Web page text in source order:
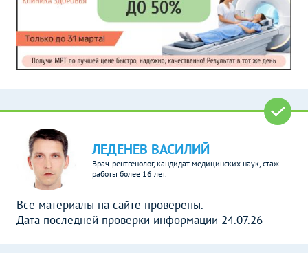
ЛЕДЕНЕВ ВАСИЛИЙ
Врач-рентгенолог, кандидат медицинских наук, стаж
работы более 16 лет.
Все материалы на сайте проверены.
Дата последней проверки информации 24.07.26